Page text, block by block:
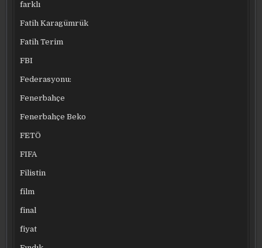
farklı
Fatih Karagümrük
Fatih Terim
FBI
Federasyonu:
Fenerbahçe
Fenerbahçe Beko
FETÖ
FIFA
Filistin
film
final
fiyat